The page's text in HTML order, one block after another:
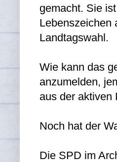
gemacht. Sie
Lebenszeichen
Landtagswahl.
Wie kann das
anzumelden,
aus der aktiven
Noch hat der
Die SPD im